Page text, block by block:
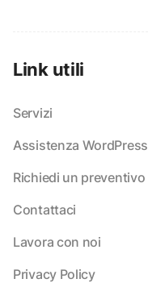
Link utili
Servizi
Assistenza WordPress
Richiedi un preventivo
Contattaci
Lavora con noi
Privacy Policy